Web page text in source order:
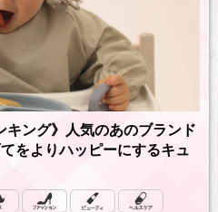
キング》人気のあのブランド
をよりハッピーにするキュ